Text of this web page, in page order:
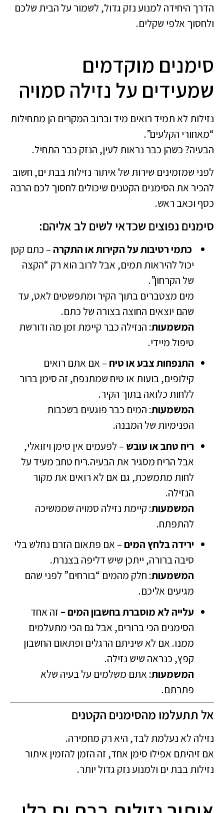
הדרך היחידה למנוע נזק גדול, לשמור על הבית שלכם
ולחסוך אלפי שקלים.
סימנים מוקדמים
שמעידים על נזילה סמויה
נזילות לא תמיד רואים מיד וברוב המקרים הן מתחילות
“מאחורי הקלעים”.
הבעיה? כשהן כבר נראות לעין, הנזק כבר התחיל.
לפני שמזמינים שירות של איתור נזילות בבת ים, חשוב
להכיר את הסימנים הקטנים שיכולים לחסוך לכם הרבה
כסף וכאב ראש.
סימנים נפוצים שכדאי לשים לב אליהם:
כתמי רטיבות על הקירות או התקרה – כתם קטן
יכול להיראות תמים, אבל לרוב הוא רק “הקצה
של הקרחון”.
מים מצטברים בתוך הקיר ומתפשטים לאט, עד
שהם יוצאים החוצה בצורה של כתם.
המשמעות: הנזילה כבר קיימת זמן מה ודורשת
טיפול מיידי.
התנפחות צבע או טיח – אם אתם רואים
קילופים, בועות או טיח שמתנפח, זה סימן ברור
ללחות כלואה בתוך הקיר.
המשמעות: המים כבר פוגעים בשכבות
הפנימיות של המבנה.
ריח טחב או עובש – לפעמים אין סימן ויזואלי,
אבל הריח מסגיר את הבעיה.ריח טחב מעיד על
לחות מתמשכת, גם אם לא רואים את מקור
הנזילה.
המשמעות: קיימת נזילה סמויה שממשיכה
להתפתח.
ירידה בלחץ המים– אם פתאום הזרם נחלש בלי
סיבה ברורה, ייתכן שיש דליפה בצנרת.
המשמעות: חלק מהמים “בורחים” לפני שהם
מגיעים אליכם.
עלייה לא מוסברת בחשבון המים – זה אחד
הסימנים הכי ברורים, אבל גם הכי מתעלמים
ממנו. אם לא שיניתם הרגלים ופתאום החשבון
קפץ, כנראה שיש נזילה.
המשמעות: אתם משלמים על בעיה שלא
פתרתם.
אל תתעלמו מהסימנים הקטנים
נזילה לא נעלמת לבד, היא רק מחמירה.
אם זיהיתם אפילו סימן אחד, זה הזמן להזמין איתור
נזילות בבת ים ולמנוע נזק גדול יותר.